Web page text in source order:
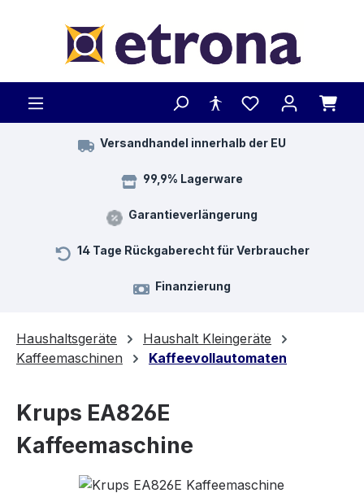
Versandhandel innerhalb der EU
99,9% Lagerware
Garantieverlängerung
14 Tage Rückgaberecht für Verbraucher
Finanzierung
Haushaltsgeräte
Haushalt Kleingeräte
Kaffeemaschinen
Kaffeevollautomaten
Krups EA826E
Kaffeemaschine
Bildergalerie überspringen